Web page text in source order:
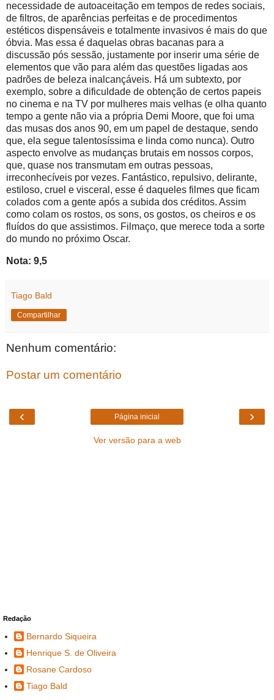
necessidade de autoaceitação em tempos de redes sociais,
de filtros, de aparências perfeitas e de procedimentos
estéticos dispensáveis e totalmente invasivos é mais do que
óbvia. Mas essa é daquelas obras bacanas para a
discussão pós sessão, justamente por inserir uma série de
elementos que vão para além das questões ligadas aos
padrões de beleza inalcançáveis. Há um subtexto, por
exemplo, sobre a dificuldade de obtenção de certos papeis
no cinema e na TV por mulheres mais velhas (e olha quanto
tempo a gente não via a própria Demi Moore, que foi uma
das musas dos anos 90, em um papel de destaque, sendo
que, ela segue talentosíssima e linda como nunca). Outro
aspecto envolve as mudanças brutais em nossos corpos,
que, quase nos transmutam em outras pessoas,
irreconhecíveis por vezes. Fantástico, repulsivo, delirante,
estiloso, cruel e visceral, esse é daqueles filmes que ficam
colados com a gente após a subida dos créditos. Assim
como colam os rostos, os sons, os gostos, os cheiros e os
fluídos do que assistimos. Filmaço, que merece toda a sorte
do mundo no próximo Oscar.
Nota: 9,5
Tiago Bald
Compartilhar
Nenhum comentário:
Postar um comentário
‹ ›
Página inicial
Ver versão para a web
Redação
Bernardo Siqueira
Henrique S. de Oliveira
Rosane Cardoso
Tiago Bald